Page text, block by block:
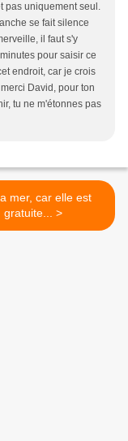
pas uniquement seul.
se fait silence
il faut s'y
pour saisir ce
endroit, car je crois
David, pour ton
tu ne m'étonnes pas
mer, car elle est
gratuite... >